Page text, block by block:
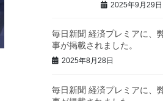
2025年9月29日
毎日新聞 経済プレミアに、
事が掲載されました。
2025年8月28日
毎日新聞 経済プレミアに、